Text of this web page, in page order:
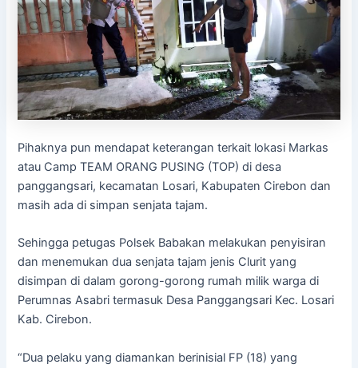
Pihaknya pun mendapat keterangan terkait lokasi Markas
atau Camp TEAM ORANG PUSING (TOP) di desa
panggangsari, kecamatan Losari, Kabupaten Cirebon dan
masih ada di simpan senjata tajam.
Sehingga petugas Polsek Babakan melakukan penyisiran
dan menemukan dua senjata tajam jenis Clurit yang
disimpan di dalam gorong-gorong rumah milik warga di
Perumnas Asabri termasuk Desa Panggangsari Kec. Losari
Kab. Cirebon.
“Dua pelaku yang diamankan berinisial FP (18) yang